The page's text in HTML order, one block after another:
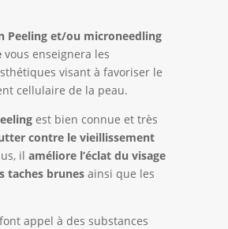
Peeling et/ou microneedling
vous enseignera les
visant à favoriser le
cellulaire de la peau.
est bien connue et très
contre le vieillissement
il améliore l’éclat du visage
taches brunesainsi que les
appel à des substances